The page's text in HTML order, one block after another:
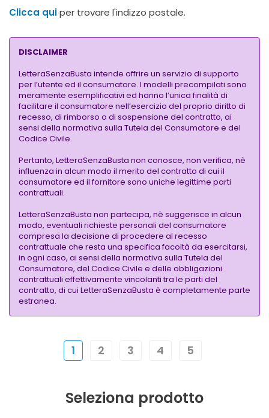
Clicca quiper trovare l'indizzo postale.
DISCLAIMER
LetteraSenzaBusta intende offrire un servizio di supporto
per l’utente ed il consumatore. I modelli precompilati sono
meramente esemplificativi ed hanno l’unica finalità di
facilitare il consumatore nell’esercizio del proprio diritto di
recesso, di rimborso o di sospensione del contratto, ai
sensi della normativa sulla Tutela del Consumatore e del
Codice Civile.
Pertanto, LetteraSenzaBusta non conosce, non verifica, nè
influenza in alcun modo il merito del contratto di cui il
consumatore ed il fornitore sono uniche legittime parti
contrattuali.
LetteraSenzaBusta non partecipa, nè suggerisce in alcun
modo, eventuali richieste personali del consumatore
compresa la decisione di procedere al recesso
contrattuale che resta una specifica facoltà da esercitarsi,
in ogni caso, ai sensi della normativa sulla Tutela del
Consumatore, del Codice Civile e delle obbligazioni
contrattuali effettivamente vincolanti tra le parti del
contratto, di cui LetteraSenzaBusta è completamente parte
estranea.
1 2 3 4 5
Seleziona prodotto